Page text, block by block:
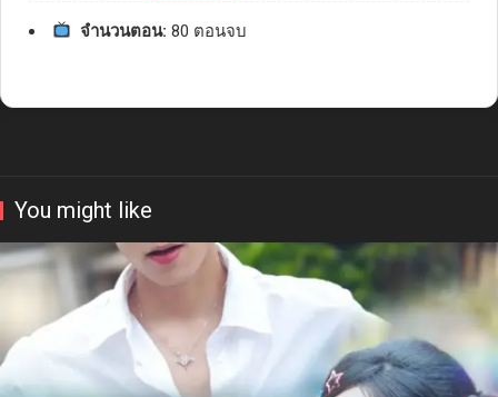
จำนวนตอน: 80 ตอนจบ
You might like